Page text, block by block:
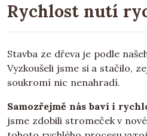
Rychlost nutí
Stavba ze dřeva je podle
Vyzkoušeli jsme si a stačilo,
soukromí nic nenahradí.
Samozřejmě nás baví i
jsme zdobili stromeček v